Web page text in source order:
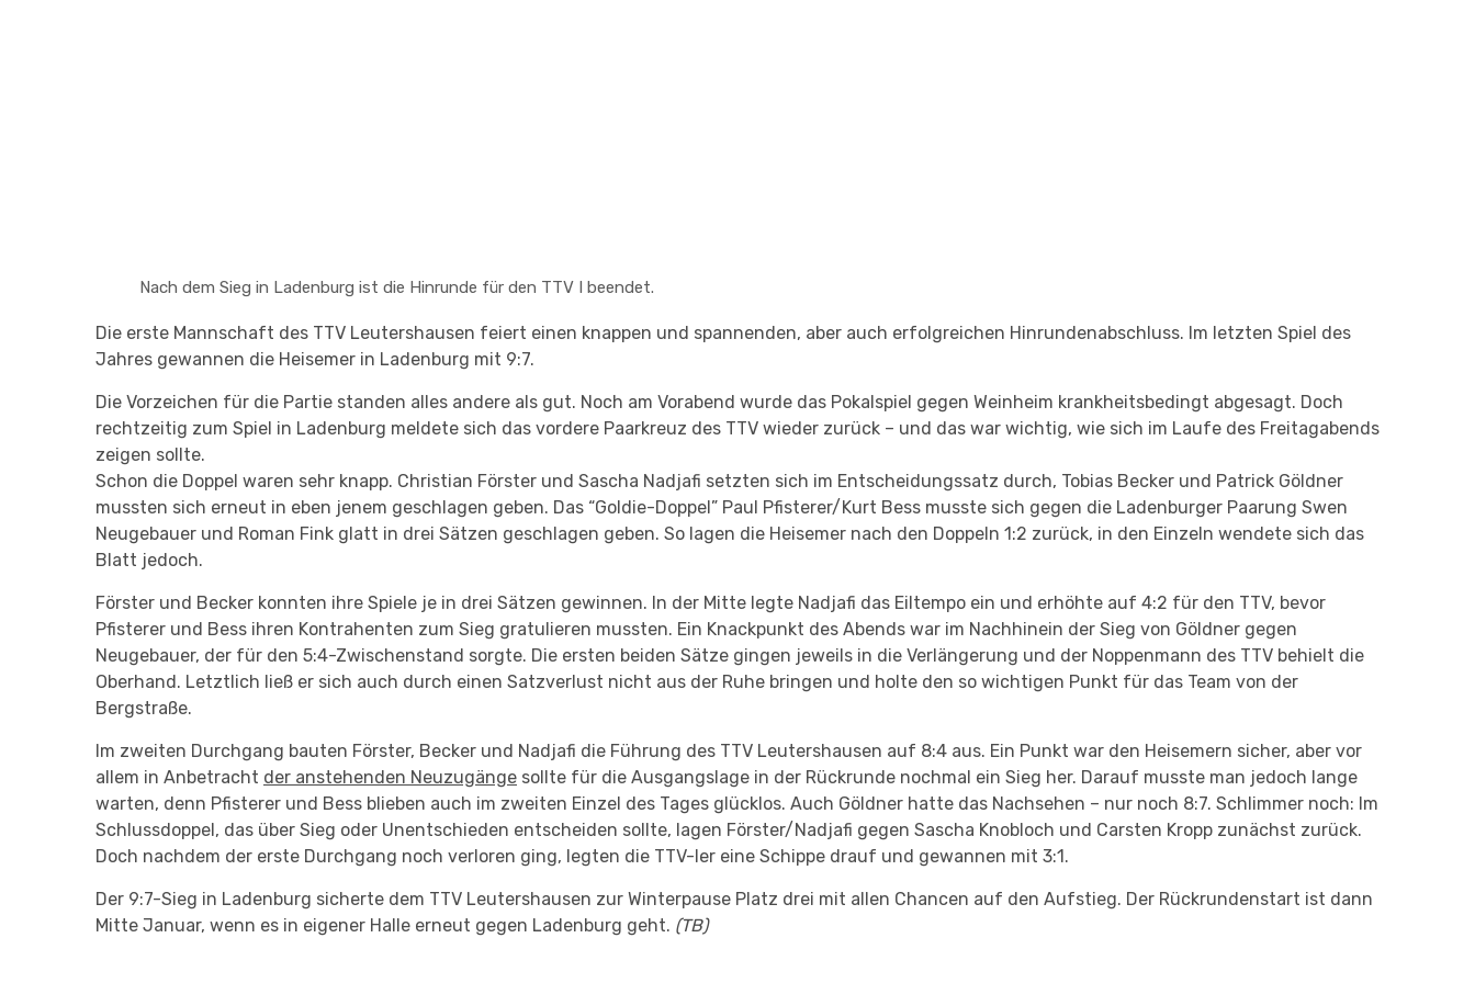
Nach dem Sieg in Ladenburg ist die Hinrunde für den TTV I beendet.
Die erste Mannschaft des TTV Leutershausen feiert einen knappen und spannenden, aber auch erfolgreichen Hinrundenabschluss. Im letzten Spiel des
Jahres gewannen die Heisemer in Ladenburg mit 9:7.
Die Vorzeichen für die Partie standen alles andere als gut. Noch am Vorabend wurde das Pokalspiel gegen Weinheim krankheitsbedingt abgesagt. Doch
rechtzeitig zum Spiel in Ladenburg meldete sich das vordere Paarkreuz des TTV wieder zurück – und das war wichtig, wie sich im Laufe des Freitagabends
zeigen sollte.
Schon die Doppel waren sehr knapp. Christian Förster und Sascha Nadjafi setzten sich im Entscheidungssatz durch, Tobias Becker und Patrick Göldner
mussten sich erneut in eben jenem geschlagen geben. Das “Goldie-Doppel” Paul Pfisterer/Kurt Bess musste sich gegen die Ladenburger Paarung Swen
Neugebauer und Roman Fink glatt in drei Sätzen geschlagen geben. So lagen die Heisemer nach den Doppeln 1:2 zurück, in den Einzeln wendete sich das
Blatt jedoch.
Förster und Becker konnten ihre Spiele je in drei Sätzen gewinnen. In der Mitte legte Nadjafi das Eiltempo ein und erhöhte auf 4:2 für den TTV, bevor
Pfisterer und Bess ihren Kontrahenten zum Sieg gratulieren mussten. Ein Knackpunkt des Abends war im Nachhinein der Sieg von Göldner gegen
Neugebauer, der für den 5:4-Zwischenstand sorgte. Die ersten beiden Sätze gingen jeweils in die Verlängerung und der Noppenmann des TTV behielt die
Oberhand. Letztlich ließ er sich auch durch einen Satzverlust nicht aus der Ruhe bringen und holte den so wichtigen Punkt für das Team von der
Bergstraße.
Im zweiten Durchgang bauten Förster, Becker und Nadjafi die Führung des TTV Leutershausen auf 8:4 aus. Ein Punkt war den Heisemern sicher, aber vor
allem in Anbetracht der anstehenden Neuzugänge sollte für die Ausgangslage in der Rückrunde nochmal ein Sieg her. Darauf musste man jedoch lange
warten, denn Pfisterer und Bess blieben auch im zweiten Einzel des Tages glücklos. Auch Göldner hatte das Nachsehen – nur noch 8:7. Schlimmer noch: Im
Schlussdoppel, das über Sieg oder Unentschieden entscheiden sollte, lagen Förster/Nadjafi gegen Sascha Knobloch und Carsten Kropp zunächst zurück.
Doch nachdem der erste Durchgang noch verloren ging, legten die TTV-ler eine Schippe drauf und gewannen mit 3:1.
Der 9:7-Sieg in Ladenburg sicherte dem TTV Leutershausen zur Winterpause Platz drei mit allen Chancen auf den Aufstieg. Der Rückrundenstart ist dann
Mitte Januar, wenn es in eigener Halle erneut gegen Ladenburg geht. (TB)